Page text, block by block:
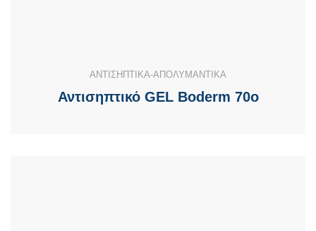
ΑΝΤΙΣΗΠΤΙΚΑ-ΑΠΟΛΥΜΑΝΤΙΚΑ
Αντισηπτικό GEL Boderm 70o